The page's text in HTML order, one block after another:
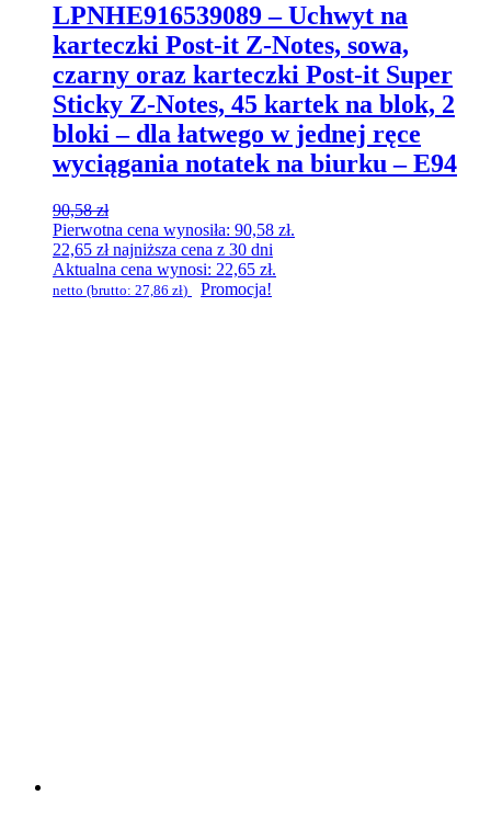
LPNHE916539089 – Uchwyt na
karteczki Post-it Z-Notes, sowa,
czarny oraz karteczki Post-it Super
Sticky Z-Notes, 45 kartek na blok, 2
bloki – dla łatwego w jednej ręce
wyciągania notatek na biurku – E94
90,58zł
Pierwotna cena wynosiła: 90,58 zł.
22,65 złnajniższa cena z 30 dni
Aktualna cena wynosi: 22,65 zł.
netto (brutto: 27,86 zł) Promocja!